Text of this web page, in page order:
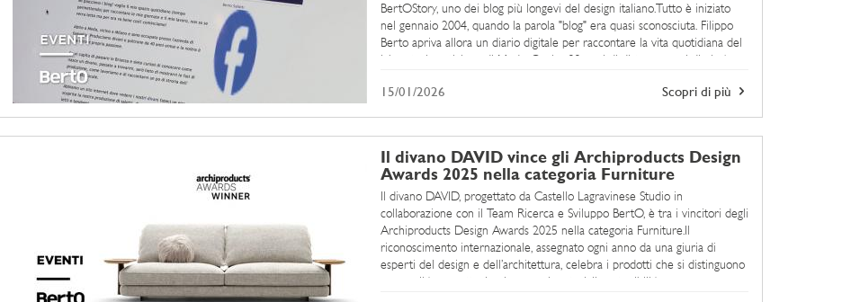
BertOStory, uno dei blog più longevi del design italiano.Tutto è iniziato
nel gennaio 2004, quando la parola "blog" era quasi sconosciuta. Filippo
Berto apriva allora un diario digitale per raccontare la vita quotidiana del
laboratorio artigiano di Meda. Oggi, a 22 anni di distanza, quel diario è
Scopri di più
15/01/2026
Il divano DAVID vince gli Archiproducts Design
Awards 2025 nella categoria Furniture
Il divano DAVID, progettato da Castello Lagravinese Studio in
collaborazione con il Team Ricerca e Sviluppo BertO, è tra i vincitori degli
Archiproducts Design Awards 2025 nella categoria Furniture.Il
riconoscimento internazionale, assegnato ogni anno da una giuria di
esperti del design e dell’architettura, celebra i prodotti che si distinguono